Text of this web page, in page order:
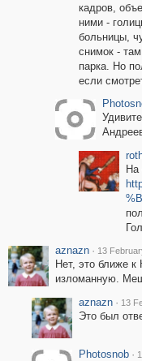
кадров,
ними -
больницы,
снимок -
парка. Но
если
На
aznazn · 13
Нет, это ближе
изломанную.
aznazn · 13
Это был
Photosnob ·